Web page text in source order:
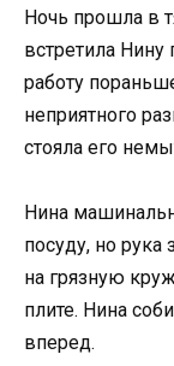
Ночь прошла в
встретила
работу
неприятного
стояла его
Нина
посуду, но рука
на грязную
плите. Нина
вперед.